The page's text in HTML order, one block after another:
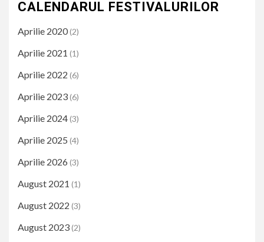
CALENDARUL FESTIVALURILOR
Aprilie 2020(2)
Aprilie 2021 (1)
Aprilie 2022 (6)
Aprilie 2023(6)
Aprilie 2024(3)
Aprilie 2025 (4)
Aprilie 2026 (3)
August 2021 (1)
August 2022 (3)
August 2023(2)